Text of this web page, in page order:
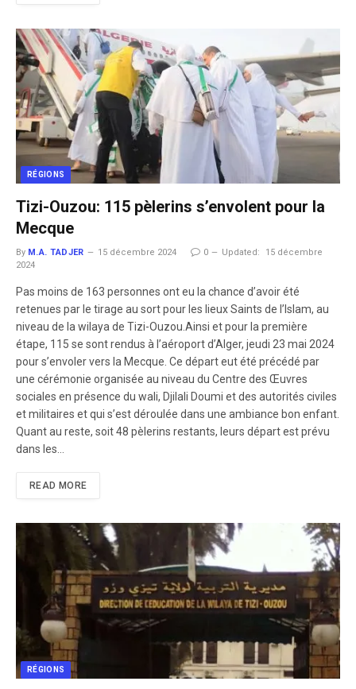
RÉGIONS
Tizi-Ouzou: 115 pèlerins s’envolent pour la
Mecque
By M.A. TADJER 15 décembre 2024 0 Updated:
15 décembre
2024
Pas moins de 163 personnes ont eu la chance d’avoir été
retenues par le tirage au sort pour les lieux Saints de l’Islam, au
niveau de la wilaya de Tizi-Ouzou.Ainsi et pour la première
étape, 115 se sont rendus à l’aéroport d’Alger, jeudi 23 mai 2024
pour s’envoler vers la Mecque. Ce départ eut été précédé par
une cérémonie organisée au niveau du Centre des Œuvres
sociales en présence du wali, Djilali Doumi et des autorités civiles
et militaires et qui s’est déroulée dans une ambiance bon enfant.
Quant au reste, soit 48 pèlerins restants, leurs départ est prévu
dans les…
READ MORE
RÉGIONS